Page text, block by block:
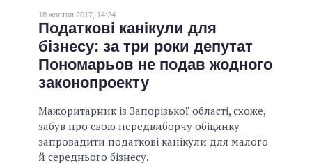
18 жовтня 2017, 14:24
Податкові канікули для
бізнесу: за три роки депутат
Пономарьов не подав жодного
законопроекту
Мажоритарник із Запорізької області, схоже,
забув про свою передвиборчу обіцянку
запровадити податкові канікули для малого
й середнього бізнесу.